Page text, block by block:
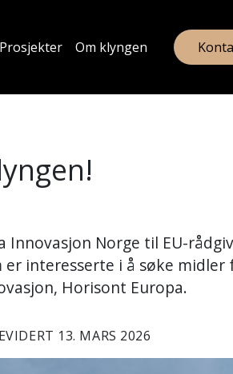
Prosjekter Om klyngen
Norge til EU-
interesserte i å søke midler
Horisont Europa.
13. MARS 2026